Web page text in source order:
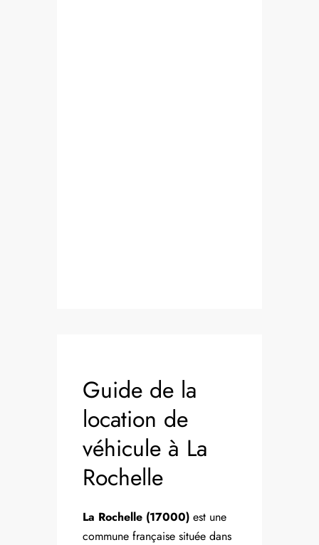
Guide de la
location de
véhicule à La
Rochelle
La Rochelle (17000) est une
commune française située dans